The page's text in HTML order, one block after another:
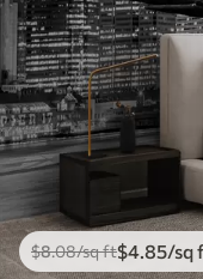
$8.08/sq ft$4.85/sq